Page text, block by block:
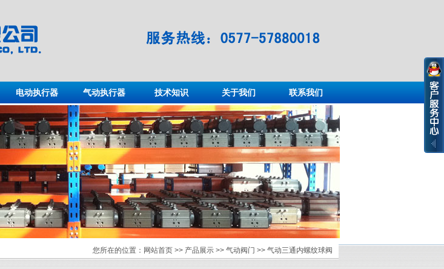
电动执行器 气动执行器 技术知识 关于我们 联系我们
您所在的位置： 网站首页 >> 产品展示 >> 气动阀门 >> 气动三通内螺纹球阀